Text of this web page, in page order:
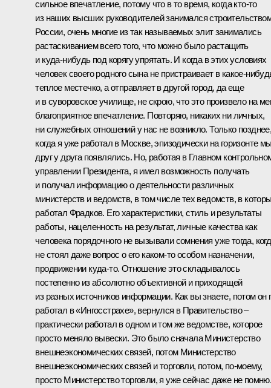
сильное впечатление, потому что в то время, когда кто‑то
из наших высших руководителей занимался
России, очень многие из так называемых элит занимались
растаскиванием всего того, что можно было растащить
и куда‑нибудь под корягу упрятать. И когда в этих условиях
человек своего родного сына не пристраивает в
теплое местечко, а отправляет в другой город, да еще
и в суворовское училище, не скрою, что это произвело на
благоприятное впечатление. Повторяю, никаких ни личных,
ни служебных отношений у нас не возникло. Только
когда я уже работал в Москве, эпизодически на горизонте
друг у друга появлялись. Но, работая в Главном
управлении Президента, я имел возможность получать
и получал информацию о деятельности различных
министерств и ведомств, в том числе тех ведомств, в
работал Фрадков. Его характеристики, стиль и результаты
работы, нацеленность на результат, личные качества как
человека порядочного не вызывали сомнения уже тогда,
не стоял даже вопрос о его каком‑то особом назначении,
продвижении куда‑то. Отношение это складывалось
постепенно из абсолютно объективной и приходящей
из разных источников информации. Как вы знаете, потом он
работал в «Ингосстрахе», вернулся в Правительство –
практически работал в одном и том же ведомстве, которое
просто меняло вывески. Это было сначала Министерство
внешнеэкономических связей, потом Министерство
внешнеэкономических связей и торговли, потом, по‑моему,
просто Министерство торговли, я уже сейчас даже не